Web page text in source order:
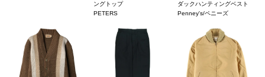
ングトップ
PETERS
ダックハンティングベスト
Penney's/ペニーズ